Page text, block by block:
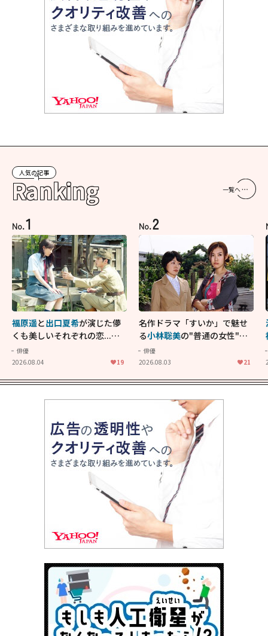
人気の記事
Ranking 一覧へ
No.1
福原遥と出口夏希が演じた儚
くも美しいそれぞれの恋...生
きることの尊さを教えてくれ
た映画「あの花が咲く丘で、
俳優
2026.08.04
19
No.2
名作ドラマ「すいか」で魅せ
る小林聡美の"普通の女性"が
大人に刺さる...映画「かもめ
食堂」にも通じる静かな芝居
俳優
2026.08.03
21